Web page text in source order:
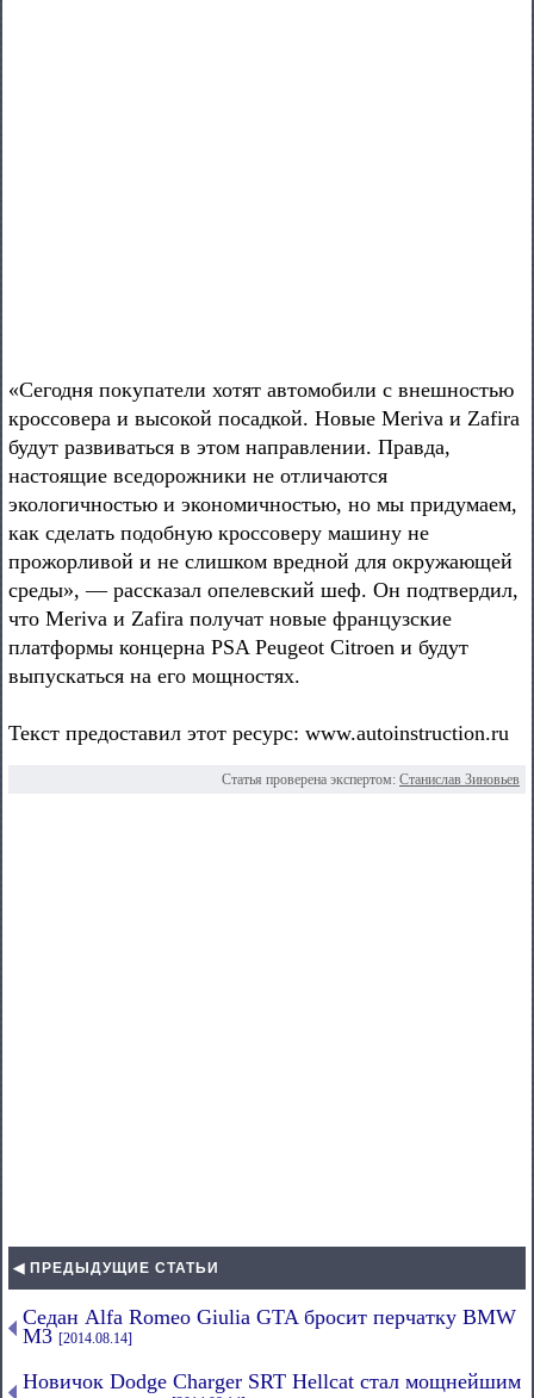
«Сегодня покупатели хотят автомобили с внешностью
кроссовера и высокой посадкой. Новые Meriva и Zafira
будут развиваться в этом направлении. Правда,
настоящие вседорожники не отличаются
экологичностью и экономичностью, но мы придумаем,
как сделать подобную кроссоверу машину не
прожорливой и не слишком вредной для окружающей
среды», — рассказал опелевский шеф. Он подтвердил,
что Meriva и Zafira получат новые французские
платформы концерна PSA Peugeot Citroen и будут
выпускаться на его мощностях.
Текст предоставил этот ресурс: www.autoinstruction.ru
Статья проверена экспертом: Станислав Зиновьев
◀ ПРЕДЫДУЩИЕ СТАТЬИ
Седан Alfa Romeo Giulia GTA бросит перчатку BMW
M3[2014.08.14]
Новичок Dodge Charger SRT Hellcat стал мощнейшим